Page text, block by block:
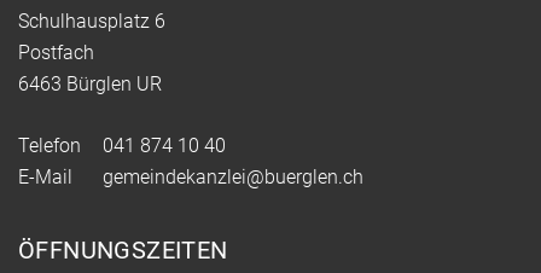
Schulhausplatz 6
Postfach
6463 Bürglen UR
Telefon
041 874 10 40
E-Mail
gemeindekanzlei@buerglen.ch
ÖFFNUNGSZEITEN